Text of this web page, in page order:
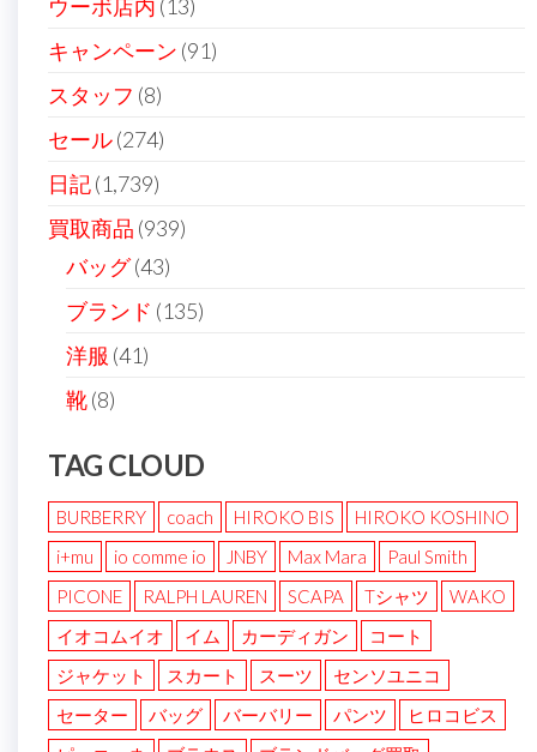
ン
ウーボ店内 (13)
キャンペーン (91)
スタッフ (8)
セール(274)
日記(1,739)
買取商品 (939)
バッグ(43)
ブランド (135)
洋服 (41)
靴(8)
TAG CLOUD
BURBERRY coach HIROKO BIS
HIROKO KOSHINO
i+mu
io comme io JNBY Max Mara
Paul Smith
PICONE
RALPH LAUREN SCAPA Tシャツ
WAKO
イオコムイオ
イム カーディガン
コート
ジャケット
スカート スーツ
センソユニコ
セーター
バッグ バーバリー パンツ
ヒロコビス